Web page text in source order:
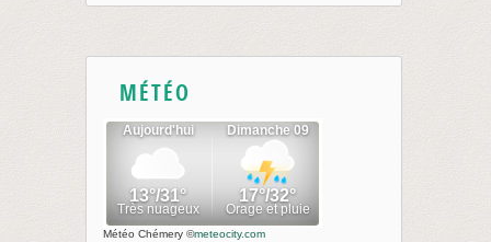
MÉTÉO
Météo Chémery ©meteocity.com